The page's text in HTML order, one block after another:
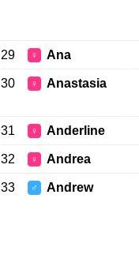
29 ♀ Ana
30 ♀ Anastasia
31 ♀ Anderline
32 ♀ Andrea
33 ♂ Andrew